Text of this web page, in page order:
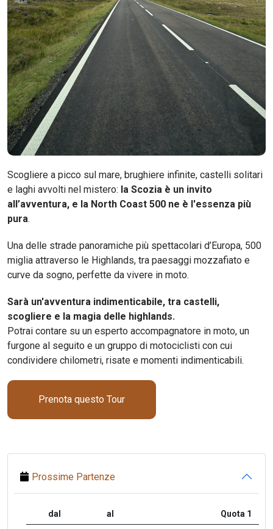
Scogliere a picco sul mare, brughiere infinite, castelli solitari
e laghi avvolti nel mistero: la Scozia è un invito
all’avventura, e la North Coast 500 ne è l'essenza più
pura.
Una delle strade panoramiche più spettacolari d’Europa, 500
miglia attraverso le Highlands, tra paesaggi mozzafiato e
curve da sogno, perfette da vivere in moto.
Sarà un'avventura indimenticabile, tra castelli,
scogliere e la magia delle highlands.
Potrai contare su un esperto accompagnatore in moto, un
furgone al seguito e un gruppo di motociclisti con cui
condividere chilometri, risate e momenti indimenticabili.
Prenota questo Tour
Prossime Partenze
dal al Quota 1